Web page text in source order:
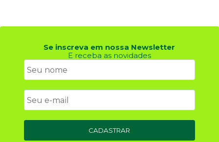
Se inscreva em nossa Newsletter
E receba as novidades
CADASTRAR